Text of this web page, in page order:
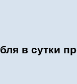
в сутки